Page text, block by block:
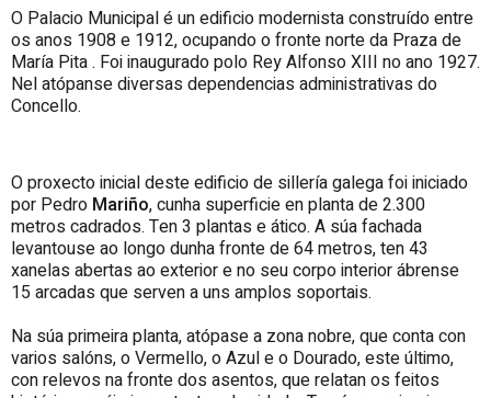
O Palacio Municipal é un edificio modernista construído entre
os anos 1908 e 1912, ocupando o fronte norte da Praza de
María Pita. Foi inaugurado polo ReyAlfonso XIII no ano 1927.
Nel atópanse diversas dependencias administrativas do
Concello.
O proxecto inicial deste edificio de sillería galega foi iniciado
por Pedro Mariño, cunha superficie en planta de 2.300
metros cadrados. Ten 3 plantas e ático. A súa fachada
levantouse ao longo dunha fronte de 64 metros, ten 43
xanelas abertas ao exterior e no seu corpo interior ábrense
15 arcadas que serven a uns amplos soportais.
Na súa primeira planta, atópase a zona nobre, que conta con
varios salóns, o Vermello, o Azul e o Dourado, este último,
con relevos na fronte dos asentos, que relatan os feitos